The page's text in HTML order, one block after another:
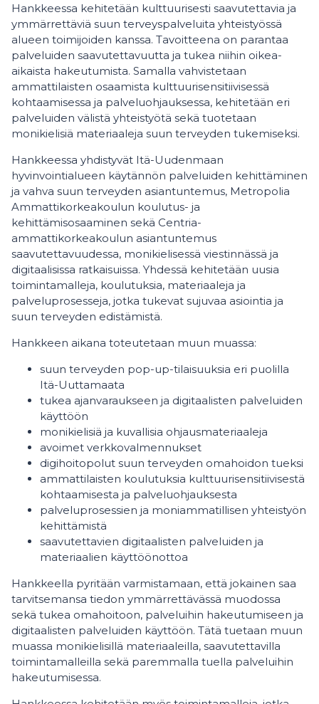
Hankkeessa kehitetään kulttuurisesti saavutettavia ja
ymmärrettäviä suun terveyspalveluita yhteistyössä
alueen toimijoiden kanssa. Tavoitteena on parantaa
palveluiden saavutettavuutta ja tukea niihin oikea-
aikaista hakeutumista. Samalla vahvistetaan
ammattilaisten osaamista kulttuurisensitiivisessä
kohtaamisessa ja palveluohjauksessa, kehitetään eri
palveluiden välistä yhteistyötä sekä tuotetaan
monikielisiä materiaaleja suun terveyden tukemiseksi.
Hankkeessa yhdistyvät Itä-Uudenmaan
hyvinvointialueen käytännön palveluiden kehittäminen
ja vahva suun terveyden asiantuntemus, Metropolia
Ammattikorkeakoulun koulutus- ja
kehittämisosaaminen sekä Centria-
ammattikorkeakoulun asiantuntemus
saavutettavuudessa, monikielisessä viestinnässä ja
digitaalisissa ratkaisuissa. Yhdessä kehitetään uusia
toimintamalleja, koulutuksia, materiaaleja ja
palveluprosesseja, jotka tukevat sujuvaa asiointia ja
suun terveyden edistämistä.
Hankkeen aikana toteutetaan muun muassa:
suun terveyden pop-up-tilaisuuksia eri puolilla
Itä-Uuttamaata
tukea ajanvaraukseen ja digitaalisten palveluiden
käyttöön
monikielisiä ja kuvallisia ohjausmateriaaleja
avoimet verkkovalmennukset
digihoitopolut suun terveyden omahoidon tueksi
ammattilaisten koulutuksia kulttuurisensitiivisestä
kohtaamisesta ja palveluohjauksesta
palveluprosessien ja moniammatillisen yhteistyön
kehittämistä
saavutettavien digitaalisten palveluiden ja
materiaalien käyttöönottoa
Hankkeella pyritään varmistamaan, että jokainen saa
tarvitsemansa tiedon ymmärrettävässä muodossa
sekä tukea omahoitoon, palveluihin hakeutumiseen ja
digitaalisten palveluiden käyttöön. Tätä tuetaan muun
muassa monikielisillä materiaaleilla, saavutettavilla
toimintamalleilla sekä paremmalla tuella palveluihin
hakeutumisessa.